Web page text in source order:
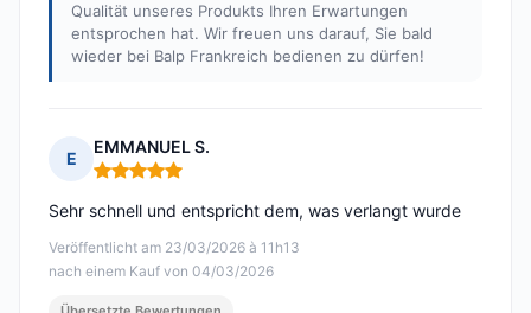
Qualität unseres Produkts Ihren Erwartungen
entsprochen hat. Wir freuen uns darauf, Sie bald
wieder bei Balp Frankreich bedienen zu dürfen!
E
EMMANUEL S.
Hinweis: 5 von 5
Veröffentlicht am 23/03/2026 à 11h13
nach einem Kauf von 04/03/2026
Sehr schnell und entspricht dem, was verlangt wurde